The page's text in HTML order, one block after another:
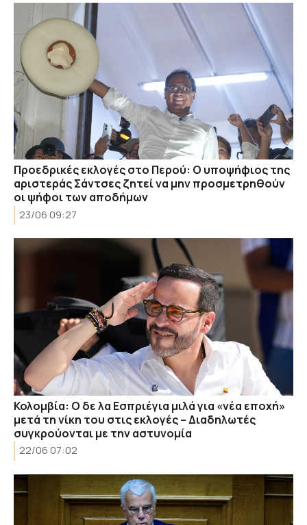
Προεδρικές εκλογές στο Περού: Ο υποψήφιος της
αριστεράς Σάντσες ζητεί να μην προσμετρηθούν
οι ψήφοι των αποδήμων
23/06 09:27
Κολομβία: Ο δε λα Εσπριέγια μιλά για «νέα εποχή»
μετά τη νίκη του στις εκλογές – Διαδηλωτές
συγκρούονται με την αστυνομία
22/06 07:02